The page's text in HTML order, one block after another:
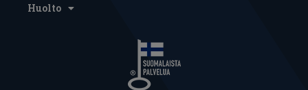
Huolto